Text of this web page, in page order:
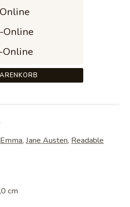
Online
Online
Emma,Jane Austen, Readable
cm